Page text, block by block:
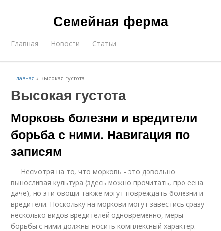
Семейная ферма
Главная Новости Статьи
Главная » Высокая густота
Высокая густота
Морковь болезни и вредители
борьба с ними. Навигация по
записям
Несмотря на то, что морковь - это довольно
выносливая культура (здесь можно прочитать, про еена
даче), но эти овощи также могут повреждать болезни и
вредители. Поскольку на моркови могут завестись сразу
несколько видов вредителей одновременно, меры
борьбы с ними должны носить комплексный характер.